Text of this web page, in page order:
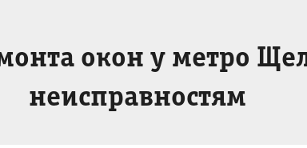
окон у метро
неисправностям